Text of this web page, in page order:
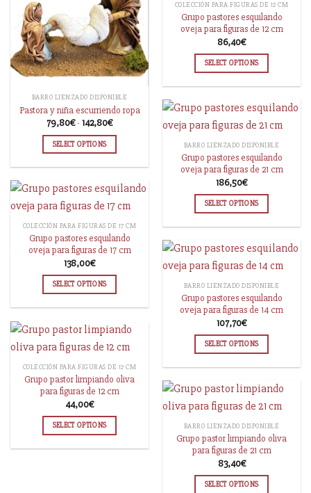
BARRO LIENZADO DISPONIBLE
Pastora y niña escurriendo ropa
79,80€- 142,80€
SELECT OPTIONS
COLECCIÓN PARA FIGURAS DE 12 CM
Grupo pastores esquilando
oveja para figuras de 12 cm
86,40€
SELECT OPTIONS
BARRO LIENZADO DISPONIBLE
Grupo pastores esquilando
oveja para figuras de 21 cm
186,50€
SELECT OPTIONS
COLECCIÓN PARA FIGURAS DE 17 CM
Grupo pastores esquilando
oveja para figuras de 17 cm
138,00€
SELECT OPTIONS BARRO LIENZADO DISPONIBLE
Grupo pastores esquilando
oveja para figuras de 14 cm
107,70€
SELECT OPTIONS
COLECCIÓN PARA FIGURAS DE 12 CM
Grupo pastor limpiando oliva
para figuras de 12 cm
44,00€
SELECT OPTIONS BARRO LIENZADO DISPONIBLE
Grupo pastor limpiando oliva
para figuras de 21 cm
83,40€
SELECT OPTIONS